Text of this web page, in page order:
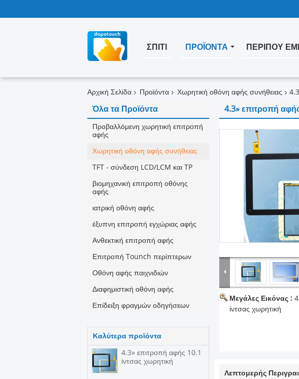
ΣΠΊΤΙ ΠΡΟΪΌΝΤΑ ΠΕΡΊΠΟΥ
Αρχική Σελίδα Προϊόντα Χωρητική οθόνη αφής συνήθειας
Όλα τα Προϊόντα
Προβαλλόμενη χωρητική επιτροπή
αφής
Χωρητική οθόνη αφής συνήθειας
TFT - σύνδεση LCD/LCM και TP
βιομηχανική επιτροπή οθόνης
αφής
ιατρική οθόνη αφής
έξυπνη επιτροπή εγχώριας αφής
Ανθεκτική επιτροπή αφής
Επιτροπή Tounch περίπτερων
Οθόνη αφής παιχνιδιών
Διαφημιστική οθόνη αφής
Επίδειξη φραγμών οδηγήσεων
Καλύτερα προϊόντα
4.3» επιτροπή αφής 10.1
ίντσας χωρητική
4.3» επιτροπή
Μεγάλες Εικόνας :
ίντσας χωρητική
Λεπτομερής